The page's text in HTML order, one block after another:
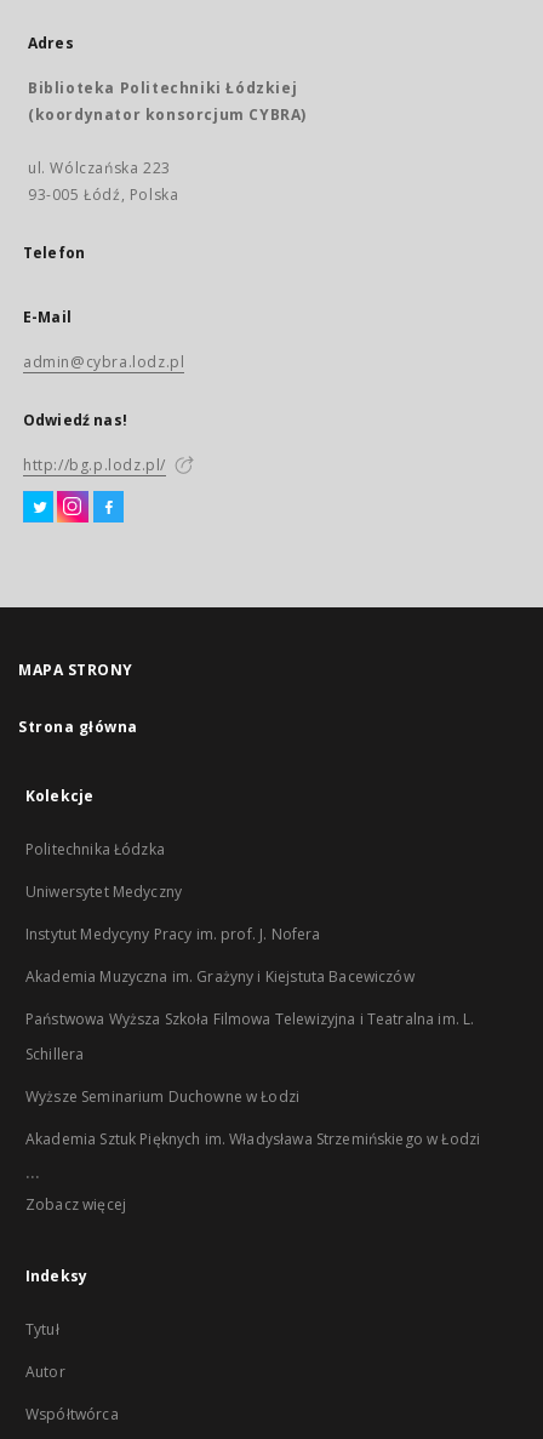
Adres
Biblioteka Politechniki Łódzkiej
(koordynator konsorcjum CYBRA)
ul. Wólczańska 223
93-005 Łódź, Polska
Telefon
E-Mail
admin@cybra.lodz.pl
Odwiedź nas!
http://bg.p.lodz.pl/
MAPA STRONY
Strona główna
Kolekcje
Politechnika Łódzka
Uniwersytet Medyczny
Instytut Medycyny Pracy im. prof. J. Nofera
Akademia Muzyczna im. Grażyny i Kiejstuta Bacewiczów
Państwowa Wyższa Szkoła Filmowa Telewizyjna i Teatralna im. L.
Schillera
Wyższe Seminarium Duchowne w Łodzi
Akademia Sztuk Pięknych im. Władysława Strzemińskiego w Łodzi
...
Zobacz więcej
Indeksy
Tytuł
Autor
Współtwórca